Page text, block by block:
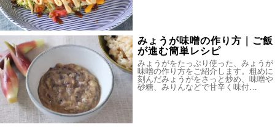
みょうが味噌の作り方｜ご飯
が進む簡単レシピ
みょうがをたっぷり使った、みょうが
味噌の作り方をご紹介します。粗めに
刻んだみょうがをさっと炒め、味噌や
砂糖、みりんなどで甘辛く味付…